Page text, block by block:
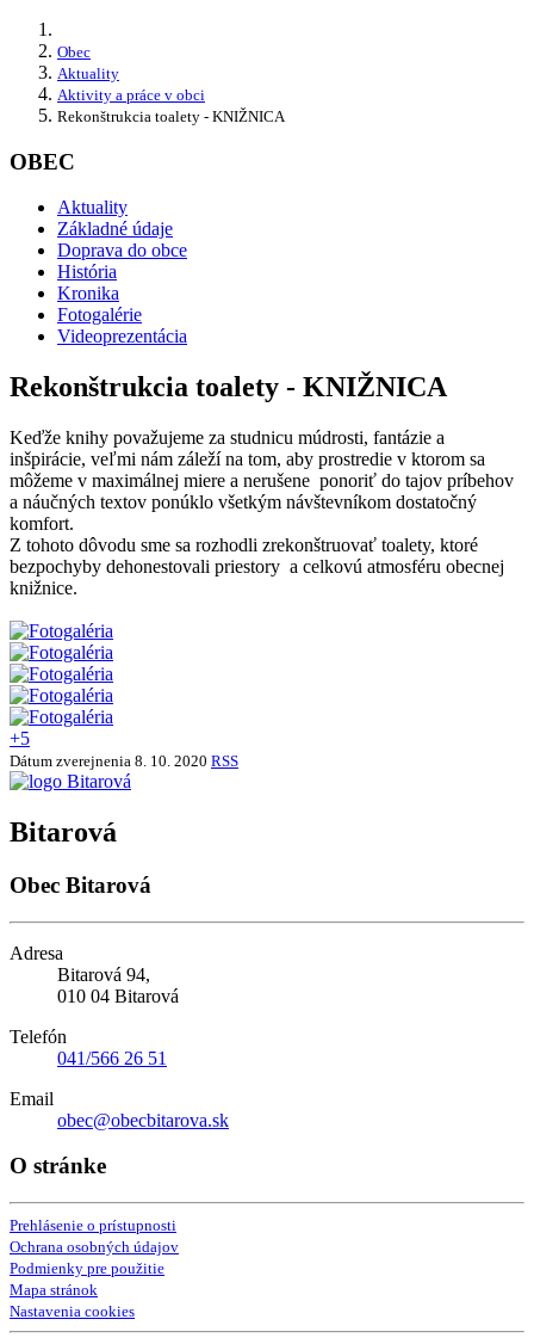
Obec
Aktuality
Aktivity a práce v obci
Rekonštrukcia toalety - KNIŽNICA
OBEC
Aktuality
Základné údaje
Doprava do obce
História
Kronika
Fotogalérie
Videoprezentácia
Rekonštrukcia toalety - KNIŽNICA
Keďže knihy považujeme za studnicu múdrosti, fantázie a
inšpirácie, veľmi nám záleží na tom, aby prostredie v ktorom sa
môžeme v maximálnej miere a nerušene ponoriť do tajov príbehov
a náučných textov ponúklo všetkým návštevníkom dostatočný
komfort.
Z tohoto dôvodu sme sa rozhodli zrekonštruovať toalety, ktoré
bezpochyby dehonestovali priestory a celkovú atmosféru obecnej
knižnice.
+5
Dátum zverejnenia 8. 10. 2020 RSS
Bitarová
Obec Bitarová
Adresa
Bitarová 94,
010 04 Bitarová
Telefón
041/566 26 51
Email
obec@obecbitarova.sk
O stránke
Prehlásenie o prístupnosti
Ochrana osobných údajov
Podmienky pre použitie
Mapa stránok
Nastavenia cookies